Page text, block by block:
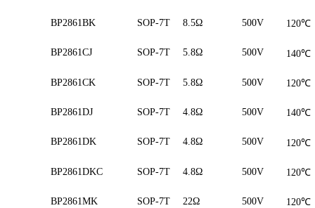
BP2861BK SOP-7T 8.5Ω 500V 120℃
BP2861CJ SOP-7T 5.8Ω 500V 140℃
BP2861CK SOP-7T 5.8Ω 500V 120℃
BP2861DJ SOP-7T 4.8Ω 500V 140℃
BP2861DK SOP-7T 4.8Ω 500V 120℃
BP2861DKC SOP-7T 4.8Ω 500V 120℃
BP2861MK SOP-7T 22Ω 500V 120℃